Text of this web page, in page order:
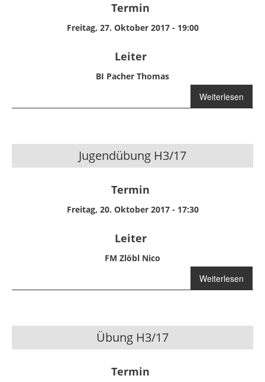
Termin
Freitag, 27. Oktober 2017 - 19:00
Leiter
BI Pacher Thomas
Weiterlesen
über Übung
H4/17
Jugendübung H3/17
Termin
Freitag, 20. Oktober 2017 - 17:30
Leiter
FM Zlöbl Nico
Weiterlesen
über
Jugendübung
Übung H3/17
Termin